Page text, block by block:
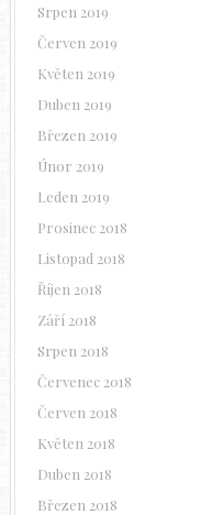
Srpen 2019
Červen 2019
Květen 2019
Duben 2019
Březen 2019
Únor 2019
Leden 2019
Prosinec 2018
Listopad 2018
Říjen 2018
Září 2018
Srpen 2018
Červenec 2018
Červen 2018
Květen 2018
Duben 2018
Březen 2018